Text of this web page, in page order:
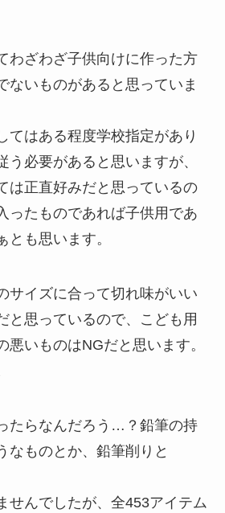
わざわざ子供向けに作った方
ないものがあると思っていま
てはある程度学校指定があり
う必要があると思いますが、
は正直好みだと思っているの
ったものであれば子供用であ
とも思います。
サイズに合って切れ味がいい
と思っているので、こども用
悪いものはNGだと思います。
たらなんだろう…？鉛筆の持
なものとか、鉛筆削りと
せんでしたが、全453アイテム